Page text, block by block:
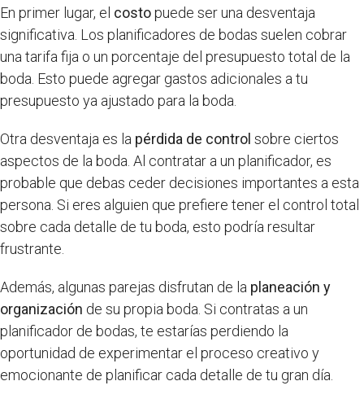
En primer lugar, el costopuede ser una desventaja
significativa. Los planificadores de bodas suelen cobrar
una tarifa fija o un porcentaje del presupuesto total de la
boda. Esto puede agregar gastos adicionales a tu
presupuesto ya ajustado para la boda.
Otra desventaja es la pérdida de control sobre ciertos
aspectos de la boda. Al contratar a un planificador, es
probable que debas ceder decisiones importantes a esta
persona. Si eres alguien que prefiere tener el control total
sobre cada detalle de tu boda, esto podría resultar
frustrante.
Además, algunas parejas disfrutan de la planeación y
organización de su propia boda. Si contratas a un
planificador de bodas, te estarías perdiendo la
oportunidad de experimentar el proceso creativo y
emocionante de planificar cada detalle de tu gran día.